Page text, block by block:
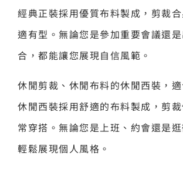
經典正裝採用優質布料製成，剪裁
適有型。無論您是參加重要會議還
合，都能讓您展現自信風範。
休閒剪裁、休閒布料的休閒西裝，
休閒西裝採用舒適的布料製成，剪
常穿搭。無論您是上班、約會還是
輕鬆展現個人風格。